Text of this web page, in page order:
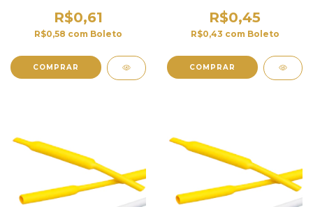
UL
R$0,61
R$0,58 com Boleto
COMPRAR
R$0,45
R$0,43 com Boleto
COMPRAR